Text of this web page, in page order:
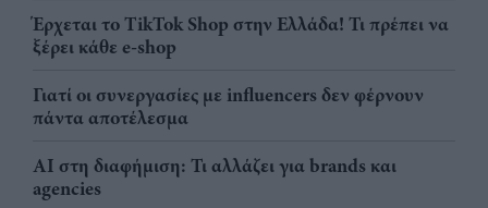
Έρχεται το TikTok Shop στην Ελλάδα! Τι πρέπει να
ξέρει κάθε e-shop
Γιατί οι συνεργασίες με influencers δεν φέρνουν
πάντα αποτέλεσμα
AI στη διαφήμιση: Τι αλλάζει για brands και
agencies